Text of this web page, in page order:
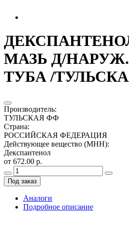
ДЕКСПАНТЕНОЛ
МАЗЬ Д/
ТУБА /
Производитель:
ТУЛЬСКАЯ ФФ
Страна:
РОССИЙСКАЯ ФЕДЕРАЦИЯ
Действующее вещество (МНН):
Декспантенол
от 672.00 р.
Под заказ
Аналоги
Подробное описание